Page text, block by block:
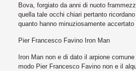
Bova, forgiato da anni di nuoto
quella tale occhi chiari pertanto
quanto hanno minuziosamente accertato
Pier Francesco Favino Iron Man
Iron Man non e di dato il arpione
modo Pier Francesco Favino non e il